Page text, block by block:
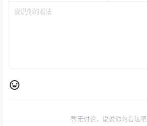
暂无讨论，说说你的看法吧